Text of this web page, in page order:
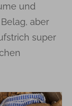
und
aber
super